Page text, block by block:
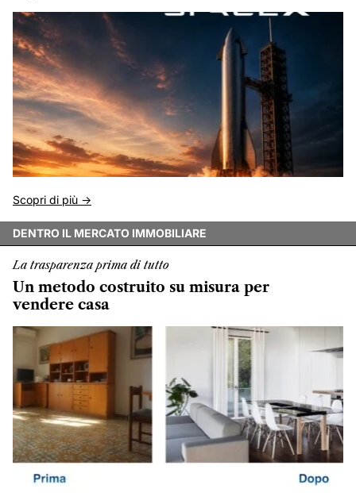
Scopri di più ->
DENTRO IL MERCATO IMMOBILIARE
La trasparenza prima di tutto
Un metodo costruito su misura per
vendere casa